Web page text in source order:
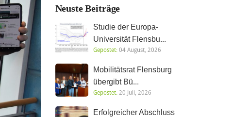
Neuste Beiträge
Studie der Europa-
Universität Flensbu...
Gepostet:04 August, 2026
Mobilitätsrat Flensburg
übergibt Bü...
Gepostet:20 Juli, 2026
Erfolgreicher Abschluss